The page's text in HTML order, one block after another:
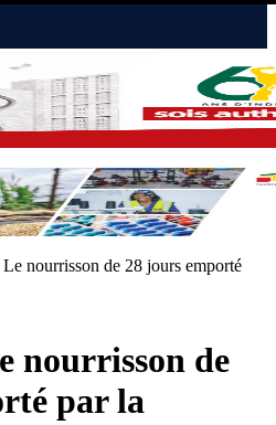
nourrisson de 28 jours emporté
nourrisson de
par la